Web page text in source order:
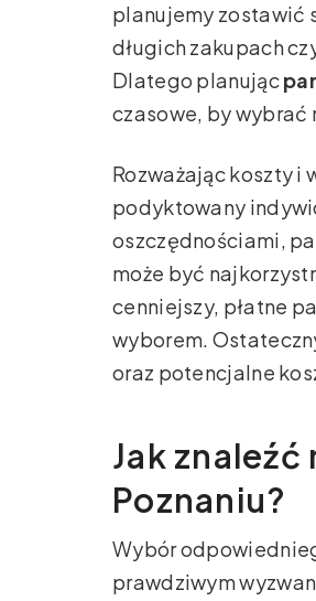
planujemy zostawić
długich zakupach
Dlatego planując
czasowe, by
Rozważając koszty i
podyktowany
oszczędnościami,
może być
cenniejszy, płatne
wyborem.
oraz potencjalne
Jak
Poznaniu?
Wybór
prawdziwym